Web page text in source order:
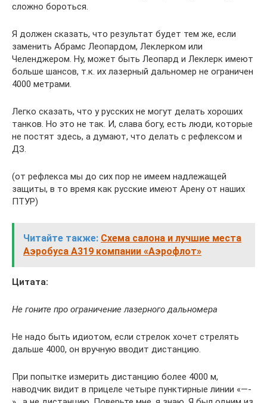
сложно бороться.
Я должен сказать, что результат будет тем же, если
заменить Абрамс Леопардом, Леклерком или
Челенджером. Ну, может быть Леопард и Леклерк имеют
больше шансов, т.к. их лазерный дальномер не ограничен
4000 метрами.
Легко сказать, что у русских не могут делать хороших
танков. Но это не так. И, слава богу, есть люди, которые
не постят здесь, а думают, что делать с рефлексом и
ДЗ.
(от рефлекса мы до сих пор не имеем надлежащей
защиты, в то время как русские имеют Арену от наших
ПТУР)
Читайте также: Схема салона и лучшие места
Aэробуса A319 компании «Аэрофлот»
Цитата:
Не гоните про ограничение лазерного дальномера
Не надо быть идиотом, если стрелок хочет стрелять
дальше 4000, он вручную вводит дистанцию.
При попытке измерить дистанцию более 4000 м,
наводчик видит в прицеле четыре пунктирные линии «—-